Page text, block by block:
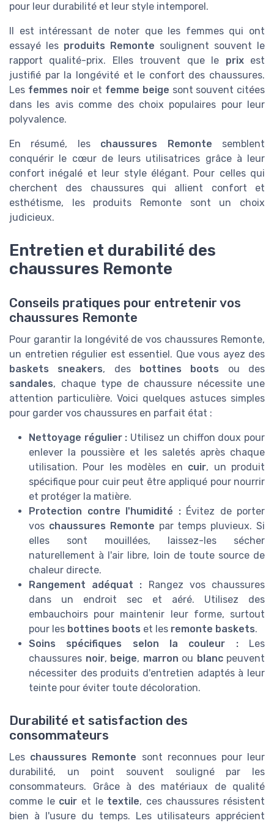
pour leur durabilité et leur style intemporel.
Il est intéressant de noter que les femmes qui ont
essayé les produits Remonte soulignent souvent le
rapport qualité-prix. Elles trouvent que le prixest
justifié par la longévité et le confort des chaussures.
Les femmes noiret femme beige sont souvent citées
dans les avis comme des choix populaires pour leur
polyvalence.
En résumé, les chaussures Remonte semblent
conquérir le cœur de leurs utilisatrices grâce à leur
confort inégalé et leur style élégant. Pour celles qui
cherchent des chaussures qui allient confort et
esthétisme, les produits Remonte sont un choix
judicieux.
Entretien et durabilité des
chaussures Remonte
Conseils pratiques pour entretenir vos
chaussures Remonte
Pour garantir la longévité de vos chaussures Remonte,
un entretien régulier est essentiel. Que vous ayez des
baskets sneakers, des bottines boots ou des
sandales, chaque type de chaussure nécessite une
attention particulière. Voici quelques astuces simples
pour garder vos chaussures en parfait état :
Nettoyage régulier : Utilisez un chiffon doux pour
enlever la poussière et les saletés après chaque
utilisation. Pour les modèles en cuir, un produit
spécifique pour cuir peut être appliqué pour nourrir
et protéger la matière.
Protection contre l'humidité :Évitez de porter
vos chaussures Remonte par temps pluvieux. Si
elles sont mouillées, laissez-les sécher
naturellement à l'air libre, loin de toute source de
chaleur directe.
Rangement adéquat : Rangez vos chaussures
dans un endroit sec et aéré. Utilisez des
embauchoirs pour maintenir leur forme, surtout
pour les bottines boots et les remonte baskets.
Soins spécifiques selon la couleur :Les
chaussures noir, beige, marron ou blancpeuvent
nécessiter des produits d'entretien adaptés à leur
teinte pour éviter toute décoloration.
Durabilité et satisfaction des
consommateurs
Les chaussures Remonte sont reconnues pour leur
durabilité, un point souvent souligné par les
consommateurs. Grâce à des matériaux de qualité
comme le cuir et le textile, ces chaussures résistent
bien à l'usure du temps. Les utilisateurs apprécient